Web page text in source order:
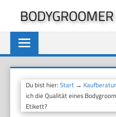
springen
Du bist hier:Start →
ich die Qualität eines
Etikett?